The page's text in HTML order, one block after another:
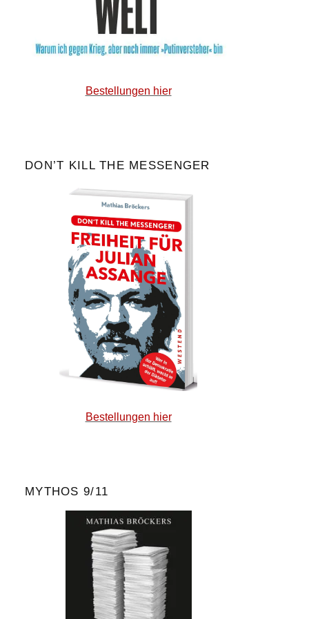
Bestellungen hier
DON’T KILL THE MESSENGER
Bestellungen hier
MYTHOS 9/11